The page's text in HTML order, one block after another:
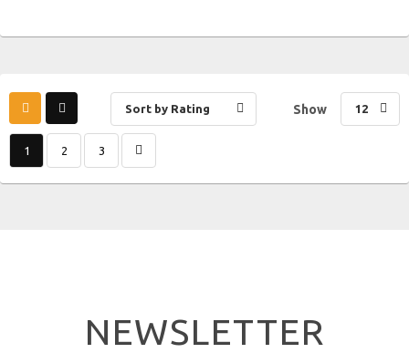
Sort by Rating Show 12
1 2 3
NEWSLETTER